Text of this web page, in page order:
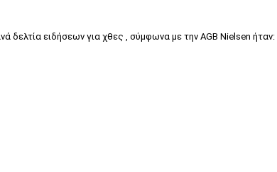
δελτία ειδήσεων για χθες , σύμφωνα με την AGB Nielsen ήταν: